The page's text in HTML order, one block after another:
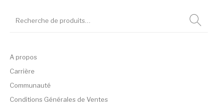
A propos
Carrière
Communauté
Conditions Générales de Ventes